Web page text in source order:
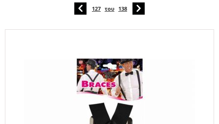
127 του 138